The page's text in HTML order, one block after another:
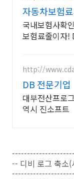
자동차보험
국내보험사확
보험료줄이자!
http://
DB 전문기업
대부전산프로
역시 진소프트
-- 디비 로그 축소